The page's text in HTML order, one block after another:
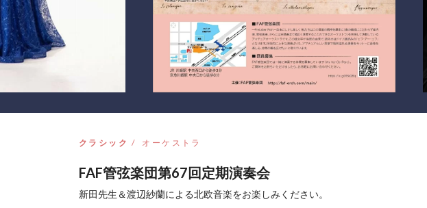
クラシック オーケストラ
FAF管弦楽団第67回定期演奏会
新田先生＆渡辺紗蘭による北欧音楽をお楽しみください。